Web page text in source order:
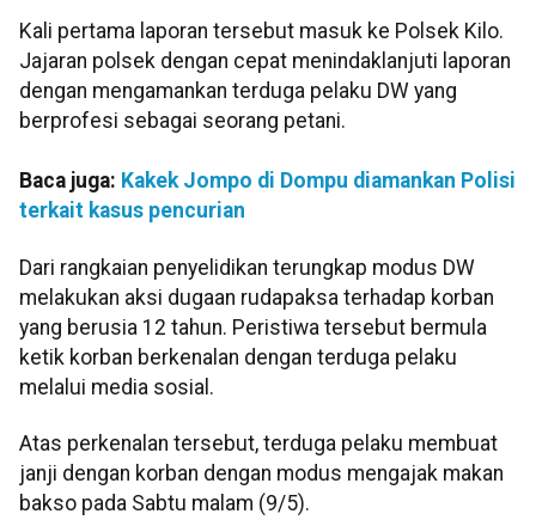
Kali pertama laporan tersebut masuk ke Polsek Kilo.
Jajaran polsek dengan cepat menindaklanjuti laporan
dengan mengamankan terduga pelaku DW yang
berprofesi sebagai seorang petani.
Baca juga: Kakek Jompo di Dompu diamankan Polisi
terkait kasus pencurian
Dari rangkaian penyelidikan terungkap modus DW
melakukan aksi dugaan rudapaksa terhadap korban
yang berusia 12 tahun. Peristiwa tersebut bermula
ketik korban berkenalan dengan terduga pelaku
melalui media sosial.
Atas perkenalan tersebut, terduga pelaku membuat
janji dengan korban dengan modus mengajak makan
bakso pada Sabtu malam (9/5).